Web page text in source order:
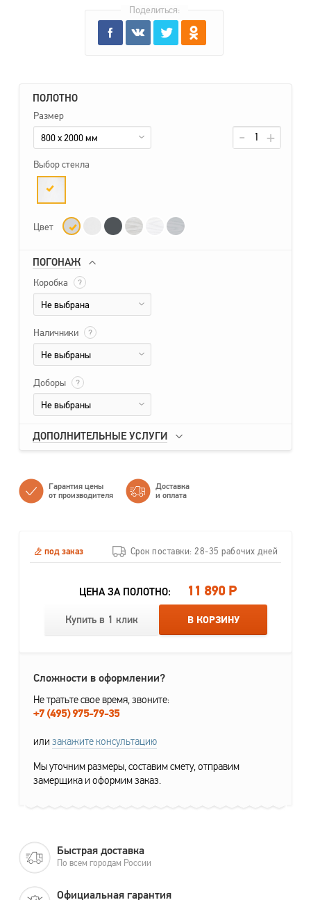
ПОЛОТНО
Размер
800 x 2000 мм
Выбор стекла
Цвет
ПОГОНАЖ
Коробка ?
Не выбрана
Наличники ?
Не выбраны
Доборы ?
Не выбраны
ДОПОЛНИТЕЛЬНЫЕ УСЛУГИ
Поделиться:
Гарантия цены
от производителя
Доставка
и оплата
под заказ Срок поставки: 28-35 рабочих дней
ЦЕНА ЗА ПОЛОТНО: 11 890 Р
Купить в 1 клик В КОРЗИНУ
Сложности в оформлении?
Не тратьте свое время, звоните:
+7 (495) 975-79-35
или закажите консультацию
Мы уточним размеры, составим смету, отправим
замерщика и оформим заказ.
Быстрая доставка
По всем городам России
Официальная гарантия